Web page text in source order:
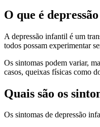
O que é
A depressão infantil é um
todos possam experimentar
Os sintomas podem variar,
casos, queixas físicas como
Quais são os
Os sintomas de depressão